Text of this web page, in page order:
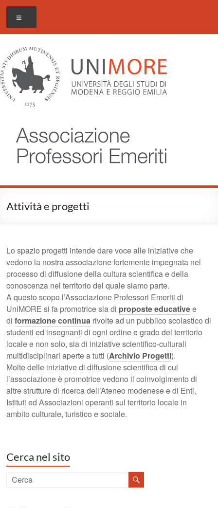
Salta
contenuto
Associazione
Professori
Emeriti
Unimore
Attività e progetti
Lo spazio progetti intende dare voce alle iniziative che
vedono la nostra associazione fortemente impegnata nel
processo di diffusione della cultura scientifica e della
conoscenza nel territorio del quale siamo parte.
A questo scopo l’Associazione Professori Emeriti di
UniMORE si fa promotrice sia di proposte educativee
diformazione continua rivolte ad un pubblico scolastico di
studenti ed insegnanti di ogni ordine e grado del territorio
locale e non solo, sia di iniziative scientifico-culturali
multidisciplinari aperte a tutti (Archivio Progetti).
Molte delle iniziative di diffusione scientifica di cui
l’associazione è promotrice vedono il coinvolgimento di
altre strutture di ricerca dell’Ateneo modenese e di Enti,
Istituti ed Associazioni operanti sul territorio locale in
ambito culturale, turistico e sociale.
Cerca nel sito